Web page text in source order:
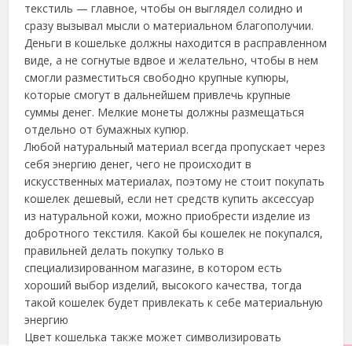
текстиль — главное, чтобы он выглядел солидно и
сразу вызывал мысли о материальном благополучии.
Деньги в кошельке должны находится в расправленном
виде, а не согнутые вдвое и желательно, чтобы в нем
смогли разместиться свободно крупные купюры,
которые смогут в дальнейшем привлечь крупные
суммы денег. Мелкие монеты должны размещаться
отдельно от бумажных купюр.
Любой натуральный материал всегда пропускает через
себя энергию денег, чего не происходит в
искусственных материалах, поэтому не стоит покупать
кошелек дешевый, если нет средств купить аксессуар
из натуральной кожи, можно приобрести изделие из
добротного текстиля. Какой бы кошелек не покупался,
правильней делать покупку только в
специализированном магазине, в котором есть
хороший выбор изделий, высокого качества, тогда
такой кошелек будет привлекать к себе материальную
энергию
Цвет кошелька также может символизировать